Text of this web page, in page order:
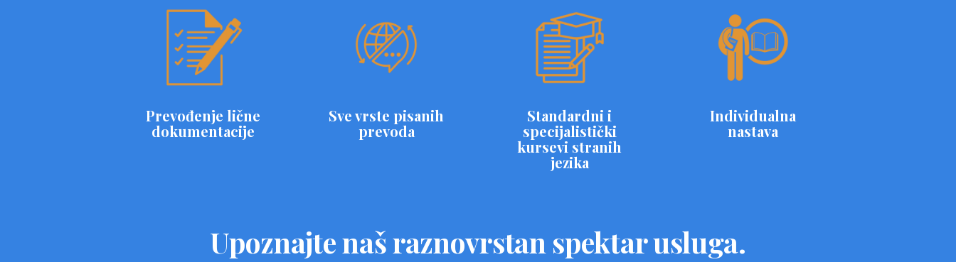
Prevođenje lične
dokumentacije
Sve vrste pisanih
prevoda
Standardni i
specijalistički
kursevi stranih
jezika
Individualna
nastava
Upoznajte naš raznovrstan spektar usluga.